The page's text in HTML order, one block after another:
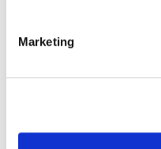
Marketing